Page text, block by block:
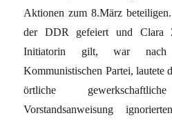
Aktionen zum 8.März
der DDR gefeiert und Clara
Initiatorin gilt, war
Kommunistischen Partei, lautete
örtliche
Vorstandsanweisung